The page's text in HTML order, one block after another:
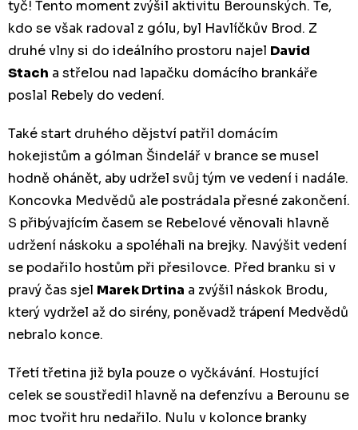
tyč! Tento moment zvýšil aktivitu Berounských. Te,
kdo se však radoval z gólu, byl Havlíčkův Brod. Z
druhé vlny si do ideálního prostoru najel David
Stach a střelou nad lapačku domácího brankáře
poslal Rebely do vedení.
Také start druhého dějství patřil domácím
hokejistům a gólman Šindelář v brance se musel
hodně ohánět, aby udržel svůj tým ve vedení i nadále.
Koncovka Medvědů ale postrádala přesné zakončení.
S přibývajícím časem se Rebelové věnovali hlavně
udržení náskoku a spoléhali na brejky. Navýšit vedení
se podařilo hostům při přesilovce. Před branku si v
pravý čas sjel Marek Drtina a zvýšil náskok Brodu,
který vydržel až do sirény, poněvadž trápení Medvědů
nebralo konce.
Třetí třetina již byla pouze o vyčkávání. Hostující
celek se soustředil hlavně na defenzívu a Berounu se
moc tvořit hru nedařilo. Nulu v kolonce branky